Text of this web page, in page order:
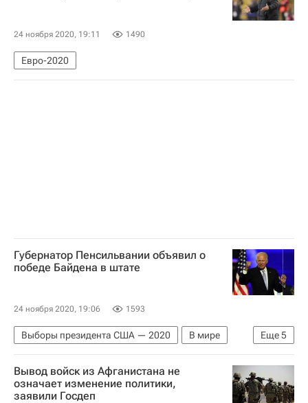
24 ноября 2020, 19:11 1490
Евро-2020
Губернатор Пенсильвании объявил о
победе Байдена в штате
24 ноября 2020, 19:06 1593
Еще5
Выборы президента США — 2020
В мире
США
Пенсильвания
Джо Байден
Дональд Трамп
Камала Харрис
Вывод войск из Афганистана не
означает изменение политики,
заявили Госдеп